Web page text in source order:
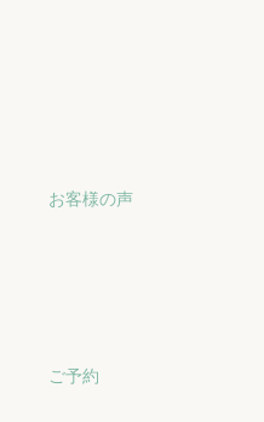
お客様の声
ご予約